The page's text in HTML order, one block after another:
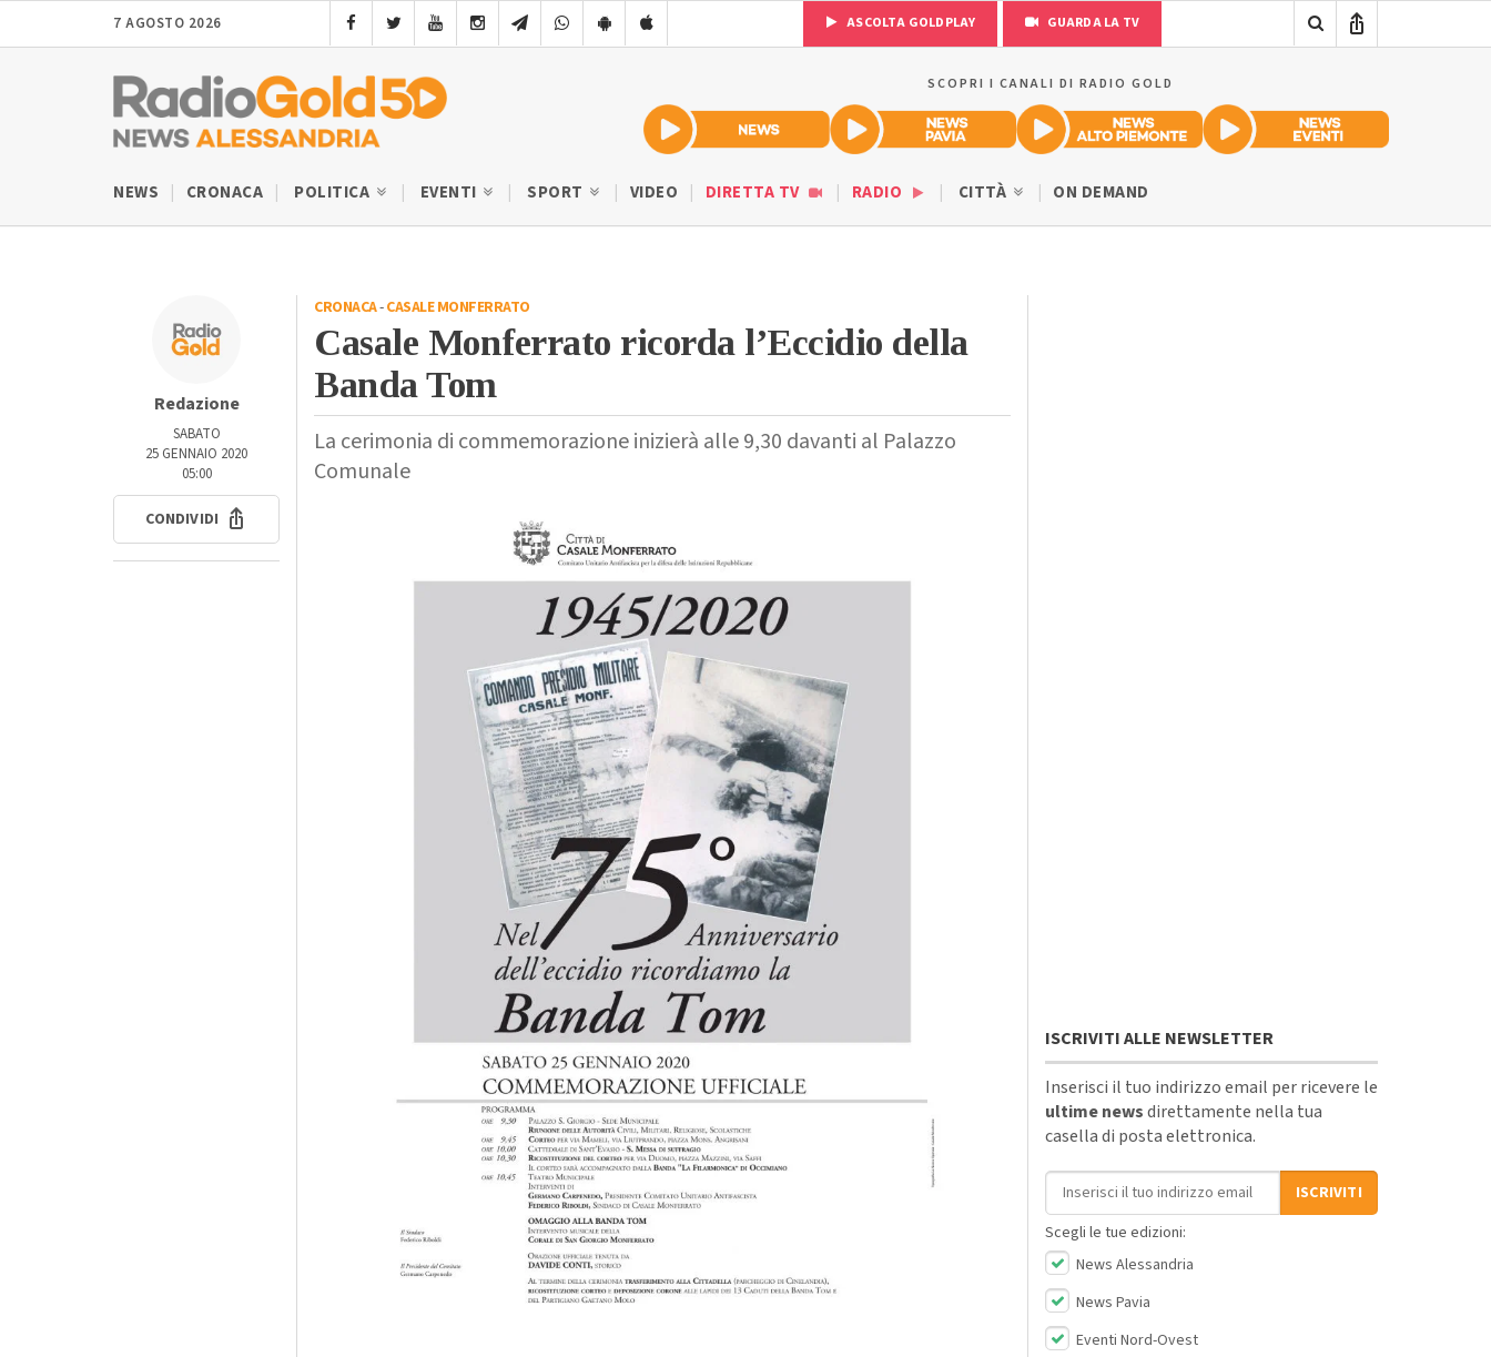
7 AGOSTO 2026 ASCOLTA GOLDPLAY GUARDA LA TV
SCOPRI I CANALI DI RADIO GOLD
NEWS CRONACA POLITICA EVENTI SPORT VIDEO DIRETTA TV RADIO CITTÀ ON DEMAND
Redazione
SABATO
25 GENNAIO 2020
05:00
CONDIVIDI
CRONACA-CASALE MONFERRATO
Casale Monferrato ricorda l’Eccidio della
Banda Tom
La cerimonia di commemorazione inizierà alle 9,30 davanti al Palazzo
Comunale
ISCRIVITI ALLE NEWSLETTER
Inserisci il tuo indirizzo email per ricevere le
ultime newsdirettamente nella tua
casella di posta elettronica.
Indirizzo email
ISCRIVITI
Scegli le tue edizioni:
News Alessandria
News Pavia
Eventi Nord-Ovest